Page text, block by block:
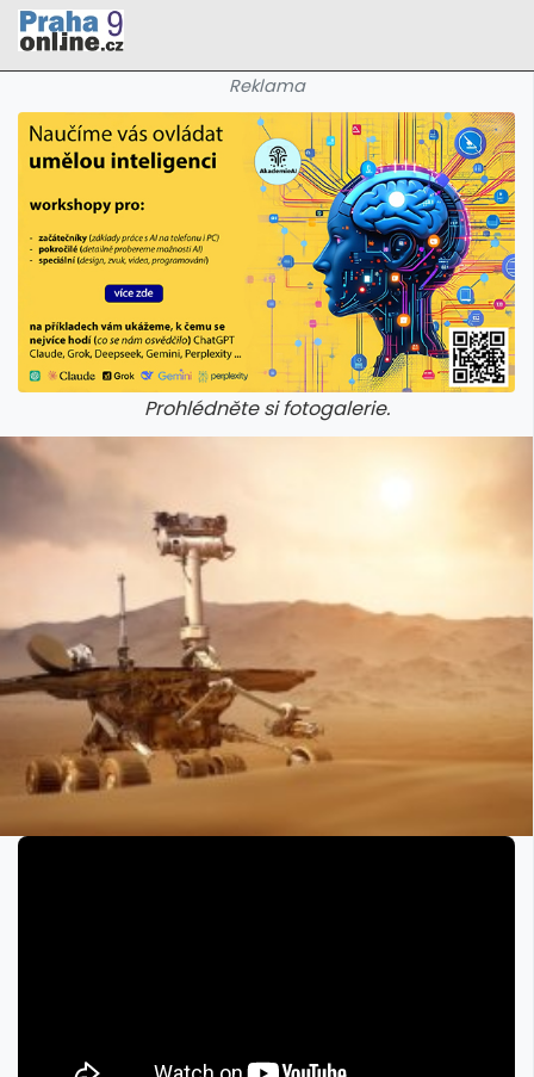
Reklama
Prohlédněte si fotogalerie.